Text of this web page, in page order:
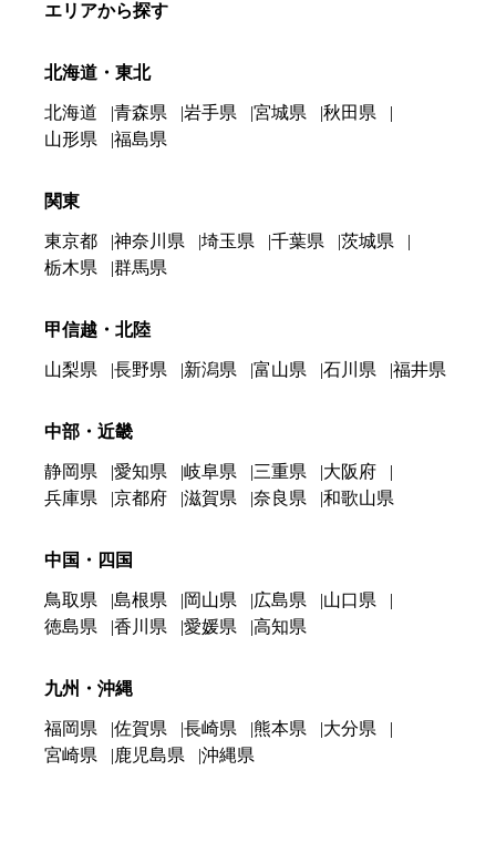
エリアから探す
北海道・東北
北海道 青森県 岩手県 宮城県
秋田県
山形県
福島県
関東
東京都 神奈川県 埼玉県 千葉県
茨城県
栃木県
群馬県
甲信越・北陸
山梨県 長野県 新潟県 富山県 石川県 福井県
中部・近畿
静岡県 愛知県 岐阜県 三重県
大阪府
兵庫県
京都府 滋賀県 奈良県 和歌山県
中国・四国
鳥取県 島根県 岡山県 広島県
山口県
徳島県
香川県 愛媛県 高知県
九州・沖縄
福岡県 佐賀県 長崎県 熊本県
大分県
宮崎県
鹿児島県 沖縄県